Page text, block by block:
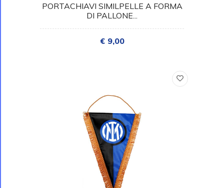
PORTACHIAVI SIMILPELLE A FORMA
DI PALLONE...
€ 9,00